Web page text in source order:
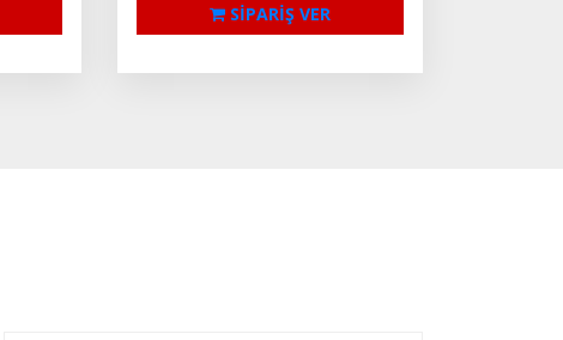
SİPARİŞ VER